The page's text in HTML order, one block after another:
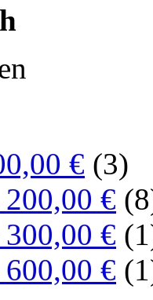
€ (3)
200,00 €
300,00 €
600,00 €